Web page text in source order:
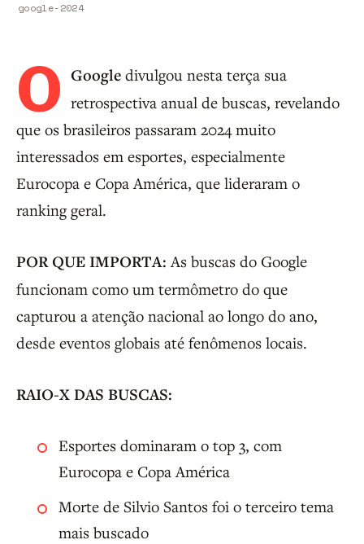
google-2024
O Google divulgou nesta terça sua
retrospectiva anual de buscas, revelando
que os brasileiros passaram 2024 muito
interessados em esportes, especialmente
Eurocopa e Copa América, que lideraram o
ranking geral.
POR QUE IMPORTA:As buscas do Google
funcionam como um termômetro do que
capturou a atenção nacional ao longo do ano,
desde eventos globais até fenômenos locais.
RAIO-X DAS BUSCAS:
Esportes dominaram o top 3, com
Eurocopa e Copa América
Morte de Silvio Santos foi o terceiro tema
mais buscado